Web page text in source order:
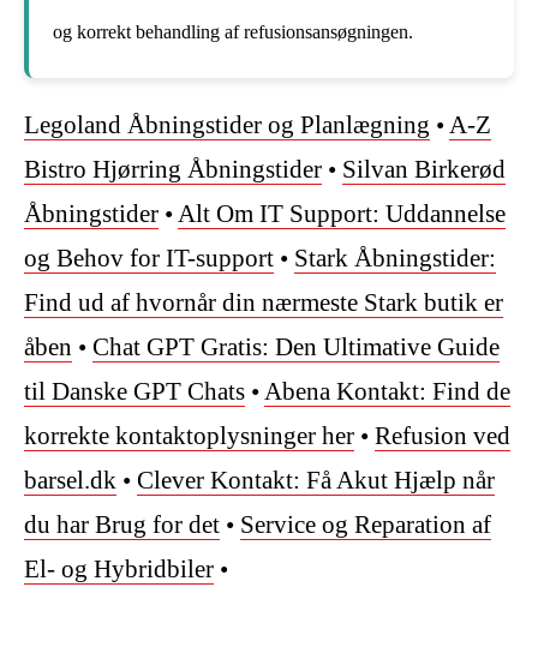
og korrekt behandling af refusionsansøgningen.
Legoland Åbningstider og Planlægning •A-Z
Bistro Hjørring Åbningstider • Silvan Birkerød
Åbningstider •Alt Om IT Support: Uddannelse
og Behov for IT-support • Stark Åbningstider:
Find ud af hvornår din nærmeste Stark butik er
åben • Chat GPT Gratis: Den Ultimative Guide
til Danske GPT Chats •Abena Kontakt: Find de
korrekte kontaktoplysninger her • Refusion ved
barsel.dk • Clever Kontakt: Få Akut Hjælp når
du har Brug for det • Service og Reparation af
El- og Hybridbiler •